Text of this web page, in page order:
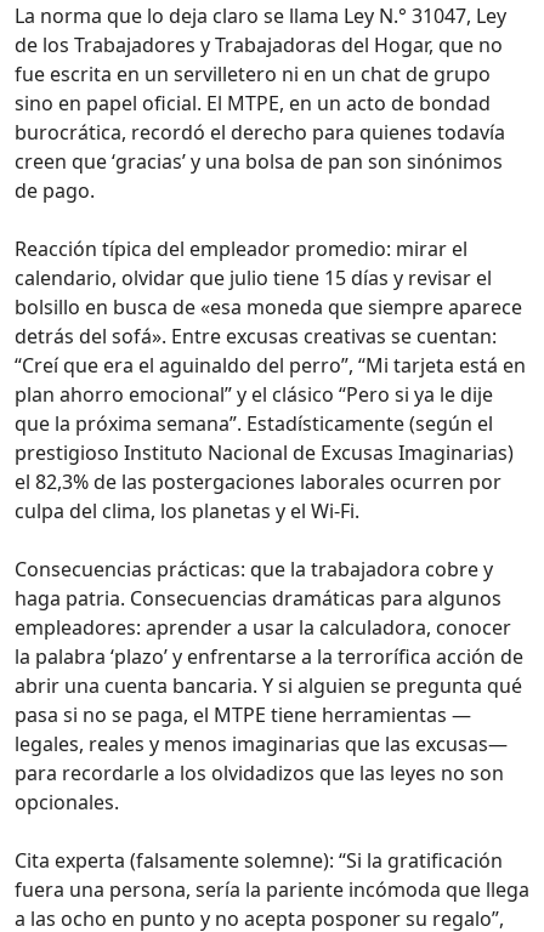
La norma que lo deja claro se llama Ley N.° 31047, Ley
de los Trabajadores y Trabajadoras del Hogar, que no
fue escrita en un servilletero ni en un chat de grupo
sino en papel oficial. El MTPE, en un acto de bondad
burocrática, recordó el derecho para quienes todavía
creen que ‘gracias’ y una bolsa de pan son sinónimos
de pago.
Reacción típica del empleador promedio: mirar el
calendario, olvidar que julio tiene 15 días y revisar el
bolsillo en busca de «esa moneda que siempre aparece
detrás del sofá». Entre excusas creativas se cuentan:
“Creí que era el aguinaldo del perro”, “Mi tarjeta está en
plan ahorro emocional” y el clásico “Pero si ya le dije
que la próxima semana”. Estadísticamente (según el
prestigioso Instituto Nacional de Excusas Imaginarias)
el 82,3% de las postergaciones laborales ocurren por
culpa del clima, los planetas y el Wi‑Fi.
Consecuencias prácticas: que la trabajadora cobre y
haga patria. Consecuencias dramáticas para algunos
empleadores: aprender a usar la calculadora, conocer
la palabra ‘plazo’ y enfrentarse a la terrorífica acción de
abrir una cuenta bancaria. Y si alguien se pregunta qué
pasa si no se paga, el MTPE tiene herramientas —
legales, reales y menos imaginarias que las excusas—
para recordarle a los olvidadizos que las leyes no son
opcionales.
Cita experta (falsamente solemne): “Si la gratificación
fuera una persona, sería la pariente incómoda que llega
a las ocho en punto y no acepta posponer su regalo”,